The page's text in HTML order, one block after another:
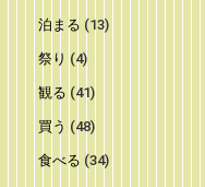
泊まる (13)
祭り (4)
観る (41)
買う (48)
食べる (34)